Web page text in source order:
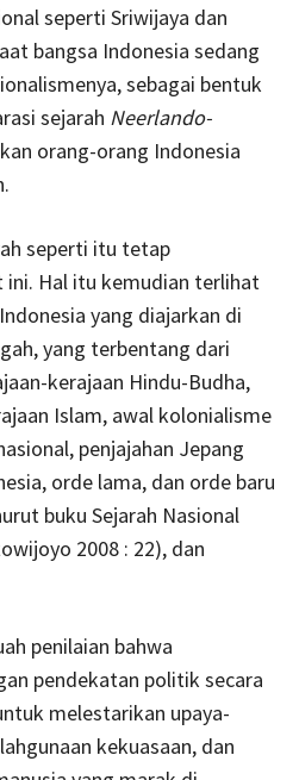
seperti Sriwijaya dan
bangsa Indonesia sedang
sebagai bentuk
sejarah Neerlando-
orang-orang Indonesia
seperti itu tetap
Hal itu kemudian terlihat
yang diajarkan di
yang terbentang dari
kerajaan Hindu-Budha,
Islam, awal kolonialisme
penjajahan Jepang
orde lama, dan orde baru
buku Sejarah Nasional
2008 : 22), dan
penilaian bahwa
pendekatan politik secara
melestarikan upaya-
kekuasaan, dan